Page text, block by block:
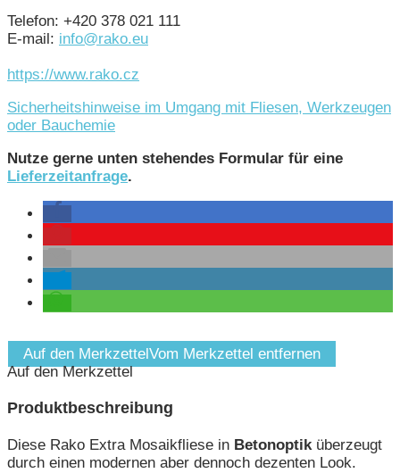
Telefon: +420 378 021 111
E-mail: info@rako.eu
https://www.rako.cz
Sicherheitshinweise im Umgang mit Fliesen, Werkzeugen
oder Bauchemie
Nutze gerne unten stehendes Formular für eine
Lieferzeitanfrage.
Auf den Merkzettel Vom Merkzettel entfernen
Auf den Merkzettel
Produktbeschreibung
Diese Rako Extra Mosaikfliese in Betonoptiküberzeugt
durch einen modernen aber dennoch dezenten Look.